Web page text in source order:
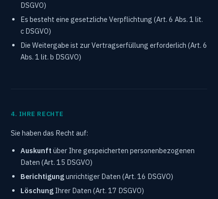
DSGVO)
Es besteht eine gesetzliche Verpflichtung (Art. 6 Abs. 1 lit.
c DSGVO)
Die Weitergabe ist zur Vertragserfüllung erforderlich (Art. 6
Abs. 1 lit. b DSGVO)
4. IHRE RECHTE
Sie haben das Recht auf:
Auskunft über Ihre gespeicherten personenbezogenen
Daten (Art. 15 DSGVO)
Berichtigungunrichtiger Daten (Art. 16 DSGVO)
LöschungIhrer Daten (Art. 17 DSGVO)